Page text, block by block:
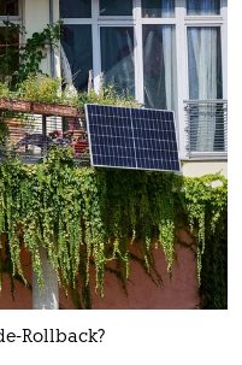
Rollback?